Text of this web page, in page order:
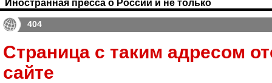
Иностранная пресса о России и не только
404
Страница с таким адресом
сайте